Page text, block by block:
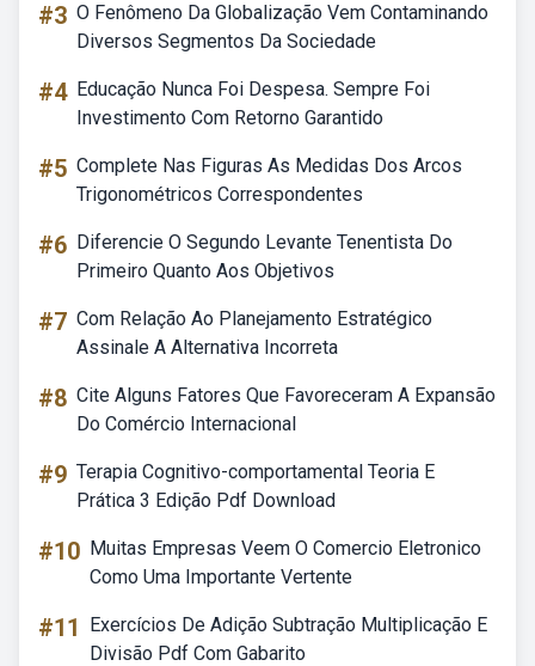
#3 O Fenômeno Da Globalização Vem Contaminando
Diversos Segmentos Da Sociedade
#4 Educação Nunca Foi Despesa. Sempre Foi
Investimento Com Retorno Garantido
#5 Complete Nas Figuras As Medidas Dos Arcos
Trigonométricos Correspondentes
#6 Diferencie O Segundo Levante Tenentista Do
Primeiro Quanto Aos Objetivos
#7 Com Relação Ao Planejamento Estratégico
Assinale A Alternativa Incorreta
#8 Cite Alguns Fatores Que Favoreceram A Expansão
Do Comércio Internacional
#9 Terapia Cognitivo-comportamental Teoria E
Prática 3 Edição Pdf Download
#10 Muitas Empresas Veem O Comercio Eletronico
Como Uma Importante Vertente
#11
Exercícios De Adição Subtração Multiplicação E
Divisão Pdf Com Gabarito